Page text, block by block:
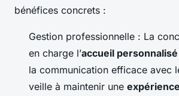
bénéfices concrets :
Gestion professionnelle : La
en charge l’accueil
la communication efficace avec
veille à maintenir une